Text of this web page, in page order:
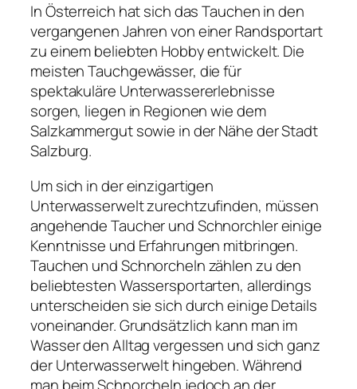
In Österreich hat sich das Tauchen in den
vergangenen Jahren von einer Randsportart
zu einem beliebten Hobby entwickelt. Die
meisten Tauchgewässer, die für
spektakuläre Unterwassererlebnisse
sorgen, liegen in Regionen wie dem
Salzkammergut sowie in der Nähe der Stadt
Salzburg.
Um sich in der einzigartigen
Unterwasserwelt zurechtzufinden, müssen
angehende Taucher und Schnorchler einige
Kenntnisse und Erfahrungen mitbringen.
Tauchen und Schnorcheln zählen zu den
beliebtesten Wassersportarten, allerdings
unterscheiden sie sich durch einige Details
voneinander. Grundsätzlich kann man im
Wasser den Alltag vergessen und sich ganz
der Unterwasserwelt hingeben. Während